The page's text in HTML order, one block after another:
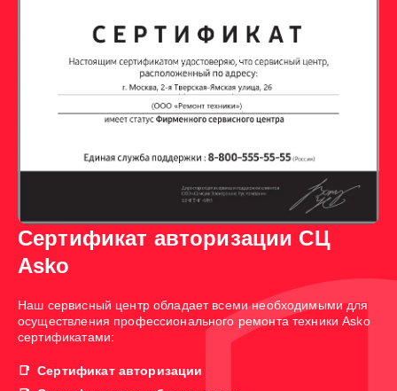
Сертификат авторизации СЦ
Asko
Наш сервисный центр обладает всеми необходимыми для
осуществления профессионального ремонта техники Asko
сертификатами:
Сертификат авторизации